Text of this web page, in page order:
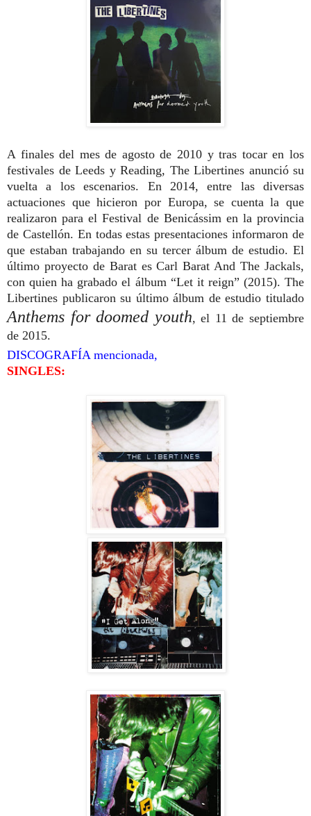
A finales del mes de agosto de 2010 y tras tocar en los
festivales de Leeds y Reading, The Libertines anunció su
vuelta a los escenarios. En 2014, entre las diversas
actuaciones que hicieron por Europa, se cuenta la que
realizaron para el Festival de Benicássim en la provincia
de Castellón. En todas estas presentaciones informaron de
que estaban trabajando en su tercer álbum de estudio. El
último proyecto de Barat es Carl Barat And The Jackals,
con quien ha grabado el álbum “Let it reign” (2015). The
Libertines publicaron su último álbum de estudio titulado
Anthems for doomed youth, el 11 de septiembre
de 2015.
DISCOGRAFÍA mencionada,
SINGLES: